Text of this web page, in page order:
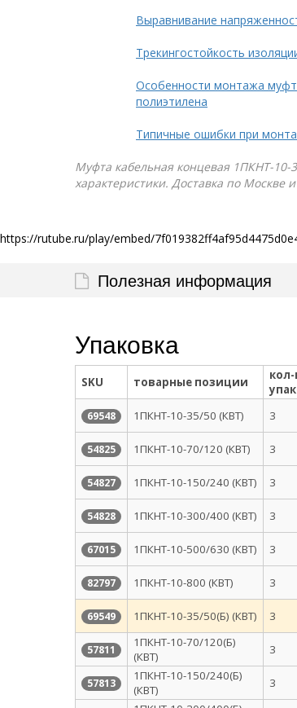
Выравнивание
Трекингостойкость
Особенности монтажа муфт
полиэтилена
Типичные ошибки при
Муфта кабельная концевая 1ПКНТ-10-
характеристики. Доставка по Москве
https://rutube.ru/play/embed/
Полезная информация
Упаковка
SKU товарные позиции
69548 1ПКНТ-10-35/50 (КВТ) 3
54825 1ПКНТ-10-70/120 (КВТ) 3
54827 1ПКНТ-10-150/240 (КВТ) 3
54828 1ПКНТ-10-300/400 (КВТ) 3
67015 1ПКНТ-10-500/630 (КВТ) 3
82797 1ПКНТ-10-800 (КВТ) 3
69549 1ПКНТ-10-35/50(Б) (КВТ) 3
57811
1ПКНТ-10-70/120(Б)
(КВТ)
3
57813
1ПКНТ-10-150/240(Б)
(КВТ)
3